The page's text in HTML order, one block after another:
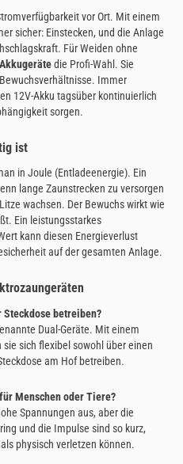
vor Ort. Mit einem
sicher: Einstecken, und die Anlage
Für Weiden ohne
die Profi-Wahl. Sie
Immer
12V-Akku tagsüber kontinuierlich
sorgen.
ist
in Joule (Entladeenergie). Ein
lange Zaunstrecken zu versorgen
wachsen. Der Bewuchs wirkt wie
Ein leistungsstarkes
kann diesen Energieverlust
auf der gesamten Anlage.
Steckdose betreiben?
Dual-Geräte. Mit einem
sich flexibel sowohl über einen
am Hof betreiben.
Menschen oder Tiere?
Spannungen aus, aber die
und die Impulse sind so kurz,
physisch verletzen können.